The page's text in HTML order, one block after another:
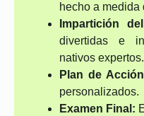
hecho a medida
Impartición
divertidas e
nativos expertos.
Plan de
personalizados.
Examen Final: